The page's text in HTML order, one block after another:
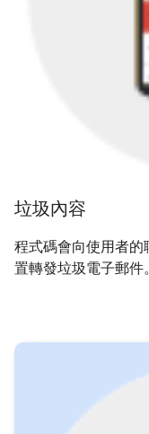
垃圾內容
程式碼會向使用者
置轉發垃圾電子郵件。